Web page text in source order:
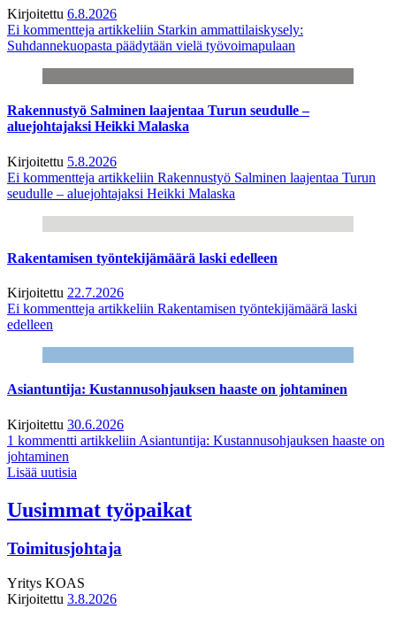
Kirjoitettu 6.8.2026
Ei kommentteja artikkeliin Starkin ammattilaiskysely:
Suhdannekuopasta päädytään vielä työvoimapulaan
Rakennustyö Salminen laajentaa Turun seudulle –
aluejohtajaksi Heikki Malaska
Kirjoitettu 5.8.2026
Ei kommentteja artikkeliin Rakennustyö Salminen laajentaa Turun
seudulle – aluejohtajaksi Heikki Malaska
Rakentamisen työntekijämäärä laski edelleen
Kirjoitettu 22.7.2026
Ei kommentteja artikkeliin Rakentamisen työntekijämäärä laski
edelleen
Asiantuntija: Kustannusohjauksen haaste on johtaminen
Kirjoitettu 30.6.2026
1 kommentti artikkeliin Asiantuntija: Kustannusohjauksen haaste on
johtaminen
Lisää uutisia
Uusimmat työpaikat
Toimitusjohtaja
Yritys KOAS
Kirjoitettu 3.8.2026